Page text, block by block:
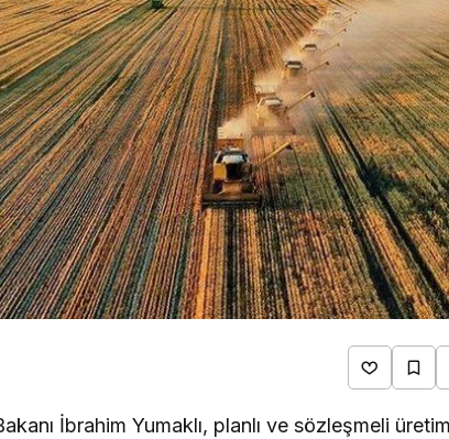
İbrahim Yumaklı, planlı ve sözleşmeli